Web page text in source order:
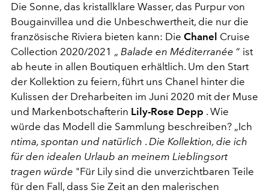
Die Sonne, das kristallklare Wasser, das Purpur von
Bougainvillea und die Unbeschwertheit, die nur die
französische Riviera bieten kann: Die Chanel Cruise
Collection 2020/2021 „ Balade en Méditerranée “ ist
ab heute in allen Boutiquen erhältlich. Um den Start
der Kollektion zu feiern, führt uns Chanel hinter die
Kulissen der Dreharbeiten im Juni 2020 mit der Muse
und Markenbotschafterin Lily-Rose Depp . Wie
würde das Modell die Sammlung beschreiben? „Ich
ntima, spontan und natürlich . Die Kollektion, die ich
für den idealen Urlaub an meinem Lieblingsort
tragen würde "Für Lily sind die unverzichtbaren Teile
für den Fall, dass Sie Zeit an den malerischen